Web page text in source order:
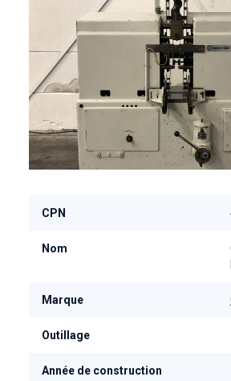
CPN
Nom
Marque
Outillage
Année de construction